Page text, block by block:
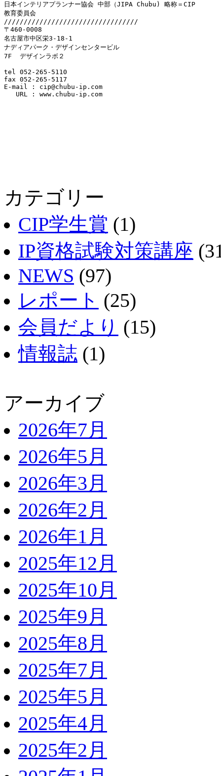
日本インテリアプランナー協会 中部（JIPA Chubu) 略称＝CIP
教育委員会
//////////////////////////////////
〒460-0008
名古屋市中区栄3-18-1
ナディアパーク・デザインセンタービル
7F  デザインラボ２
tel 052-265-5110
fax 052-265-5117
E-mail : cip@chubu-ip.com
   URL : www.chubu-ip.com
カテゴリー
CIP学生賞 (1)
IP資格試験対策講座
NEWS (97)
レポート (25)
会員だより (15)
情報誌 (1)
アーカイブ
2026年7月
2026年5月
2026年3月
2026年2月
2026年1月
2025年12月
2025年10月
2025年9月
2025年8月
2025年7月
2025年5月
2025年4月
2025年2月